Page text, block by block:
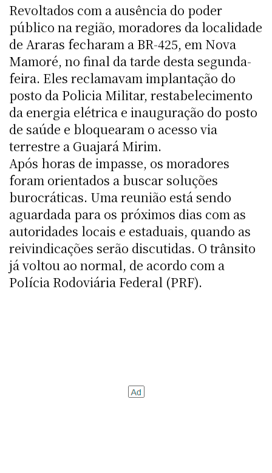
Revoltados com a ausência do poder
público na região, moradores da localidade
de Araras fecharam a BR-425, em Nova
Mamoré, no final da tarde desta segunda-
feira. Eles reclamavam implantação do
posto da Policia Militar, restabelecimento
da energia elétrica e inauguração do posto
de saúde e bloquearam o acesso via
terrestre a Guajará Mirim.
Após horas de impasse, os moradores
foram orientados a buscar soluções
burocráticas. Uma reunião está sendo
aguardada para os próximos dias com as
autoridades locais e estaduais, quando as
reivindicações serão discutidas. O trânsito
já voltou ao normal, de acordo com a
Polícia Rodoviária Federal (PRF).